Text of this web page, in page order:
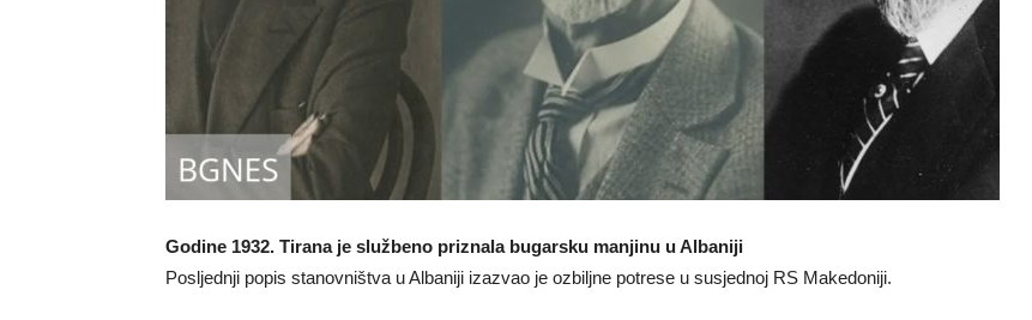
Godine 1932. Tirana je službeno priznala bugarsku manjinu u Albaniji
Posljednji popis stanovništva u Albaniji izazvao je ozbiljne potrese u susjednoj RS Makedoniji.